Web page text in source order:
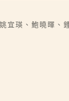
宜瑛、鮑曉暉、